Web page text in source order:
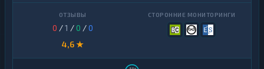
0 /1 /0 /0
4,6 ★